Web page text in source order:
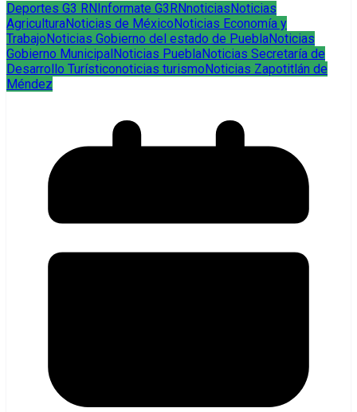
Deportes G3 RN Informate G3RNnoticias Noticias
AgriculturaNoticias de México Noticias Economía y
Trabajo Noticias Gobierno del estado de PueblaNoticias
Gobierno Municipal Noticias PueblaNoticias Secretaría de
Desarrollo Turísticonoticias turismo Noticias Zapotitlán de
Méndez